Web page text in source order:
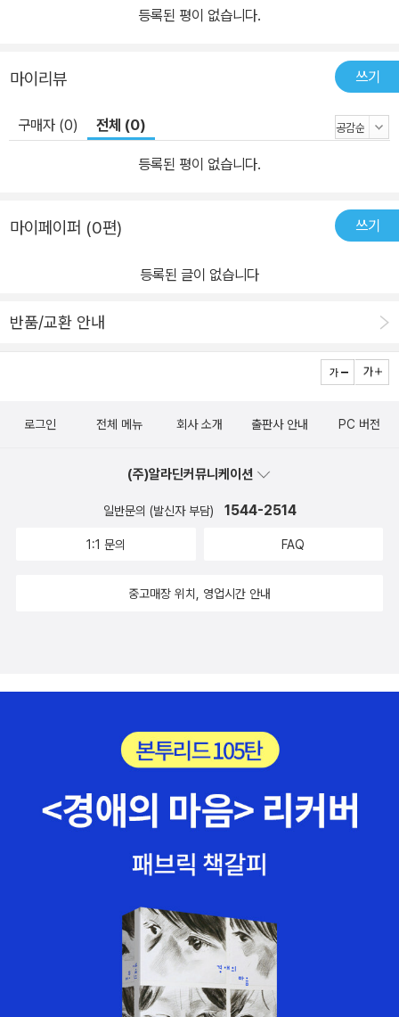
등록된 평이 없습니다.
마이리뷰 쓰기
구매자 (0) 전체 (0)
등록된 평이 없습니다.
마이페이퍼 (0편) 쓰기
등록된 글이 없습니다
반품/교환 안내
로그인 전체 메뉴 회사 소개 출판사 안내 PC 버전
(주)알라딘커뮤니케이션
일반문의 (발신자 부담) 1544-2514
1:1 문의 FAQ
중고매장 위치, 영업시간 안내